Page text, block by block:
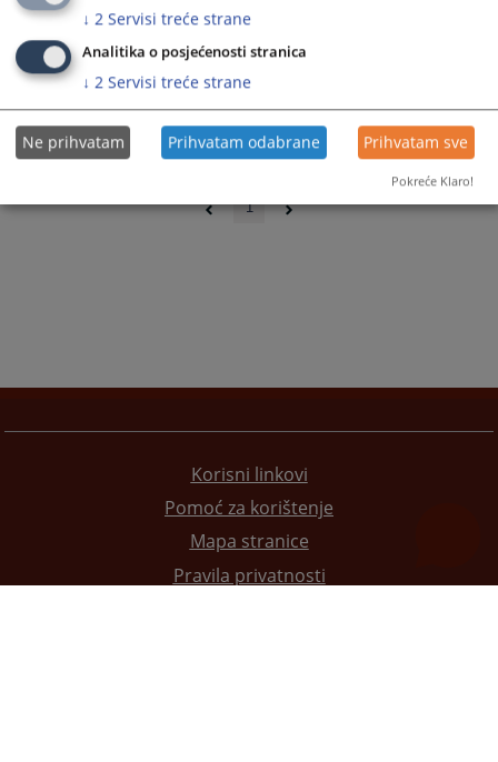
1
Korisni linkovi
Pomoć za korištenje
Mapa stranice
Pravila privatnosti
↓ 2 Servisi treće strane
Analitika o posjećenosti stranica
↓ 2 Servisi treće strane
Ne prihvatam Prihvatam odabrane Prihvatam sve
Pokreće Klaro!